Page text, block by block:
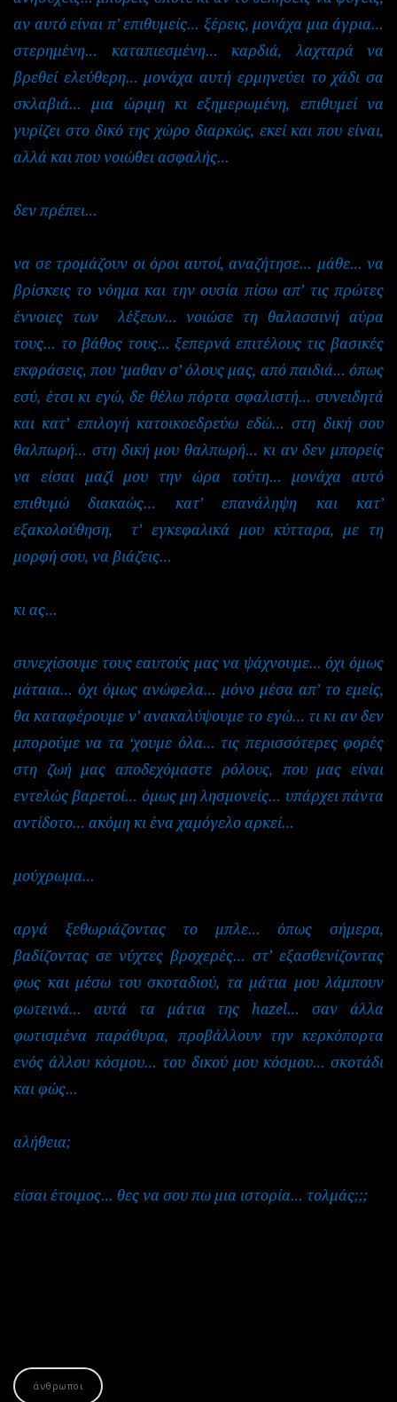
αν αυτό είναι π’ επιθυμείς… ξέρεις, μονάχα μια άγρια…
στερημένη… καταπιεσμένη… καρδιά, λαχταρά να
βρεθεί ελεύθερη… μονάχα αυτή ερμηνεύει το χάδι σα
σκλαβιά… μια ώριμη κι εξημερωμένη, επιθυμεί να
γυρίζει στο δικό της χώρο διαρκώς, εκεί και που είναι,
αλλά και που νοιώθει ασφαλής…
δεν πρέπει…
να σε τρομάζουν οι όροι αυτοί, αναζήτησε… μάθε… να
βρίσκεις το νόημα και την ουσία πίσω απ’ τις πρώτες
έννοιες τωνλέξεων… νοιώσε τη θαλασσινή αύρα
τους… το βάθος τους…ξεπερνά επιτέλους τις βασικές
εκφράσεις, που ‘μαθαν σ’ όλους μας, από παιδιά… όπως
εσύ, έτσι κι εγώ, δε θέλω πόρτα σφαλιστή… συνειδητά
και κατ’ επιλογή κατοικοεδρεύω εδώ… στη δική σου
θαλπωρή… στη δική μου θαλπωρή… κι αν δεν μπορείς
να είσαι μαζί μου την ώρα τούτη… μονάχα αυτό
επιθυμώ διακαώς… κατ’ επανάληψη καικατ’
εξακολούθηση, τ’ εγκεφαλικά μου κύτταρα, με τη
μορφή σου, να βιάζεις…
κι ας…
συνεχίσουμε τους εαυτούς μας να ψάχνουμε… όχι όμως
μάταια… όχι όμως ανώφελα… μόνο μέσα απ’ το εμείς,
θα καταφέρουμε ν’ ανακαλύψουμε το εγώ… τι κι αν δεν
μπορούμε να τα ‘χουμε όλα… τις περισσότερες φορές
στη ζωή μας αποδεχόμαστε ρόλους, που μας είναι
εντελώς βαρετοί… όμως μη λησμονείς… υπάρχει πάντα
αντίδοτο… ακόμη κι ένα χαμόγελο αρκεί…
μούχρωμα…
αργά ξεθωριάζοντας το μπλε… όπως σήμερα,
βαδίζοντας σε νύχτες βροχερές… στ’ εξασθενίζοντας
φως και μέσω του σκοταδιού, τα μάτια μου λάμπουν
φωτεινά… αυτά τα μάτια της hazel… σαν άλλα
φωτισμένα παράθυρα, προβάλλουν την κερκόπορτα
ενός άλλου κόσμου… του δικού μου κόσμου… σκοτάδι
και φώς…
αλήθεια;
είσαι έτοιμος… θες να σου πω μια ιστορία… τολμάς;;;
άνθρωποι